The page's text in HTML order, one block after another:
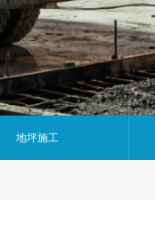
地坪施工